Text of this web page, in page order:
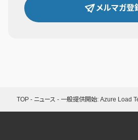
メルマガ登
TOP - ニュース - 一般提供開始: Azure Load